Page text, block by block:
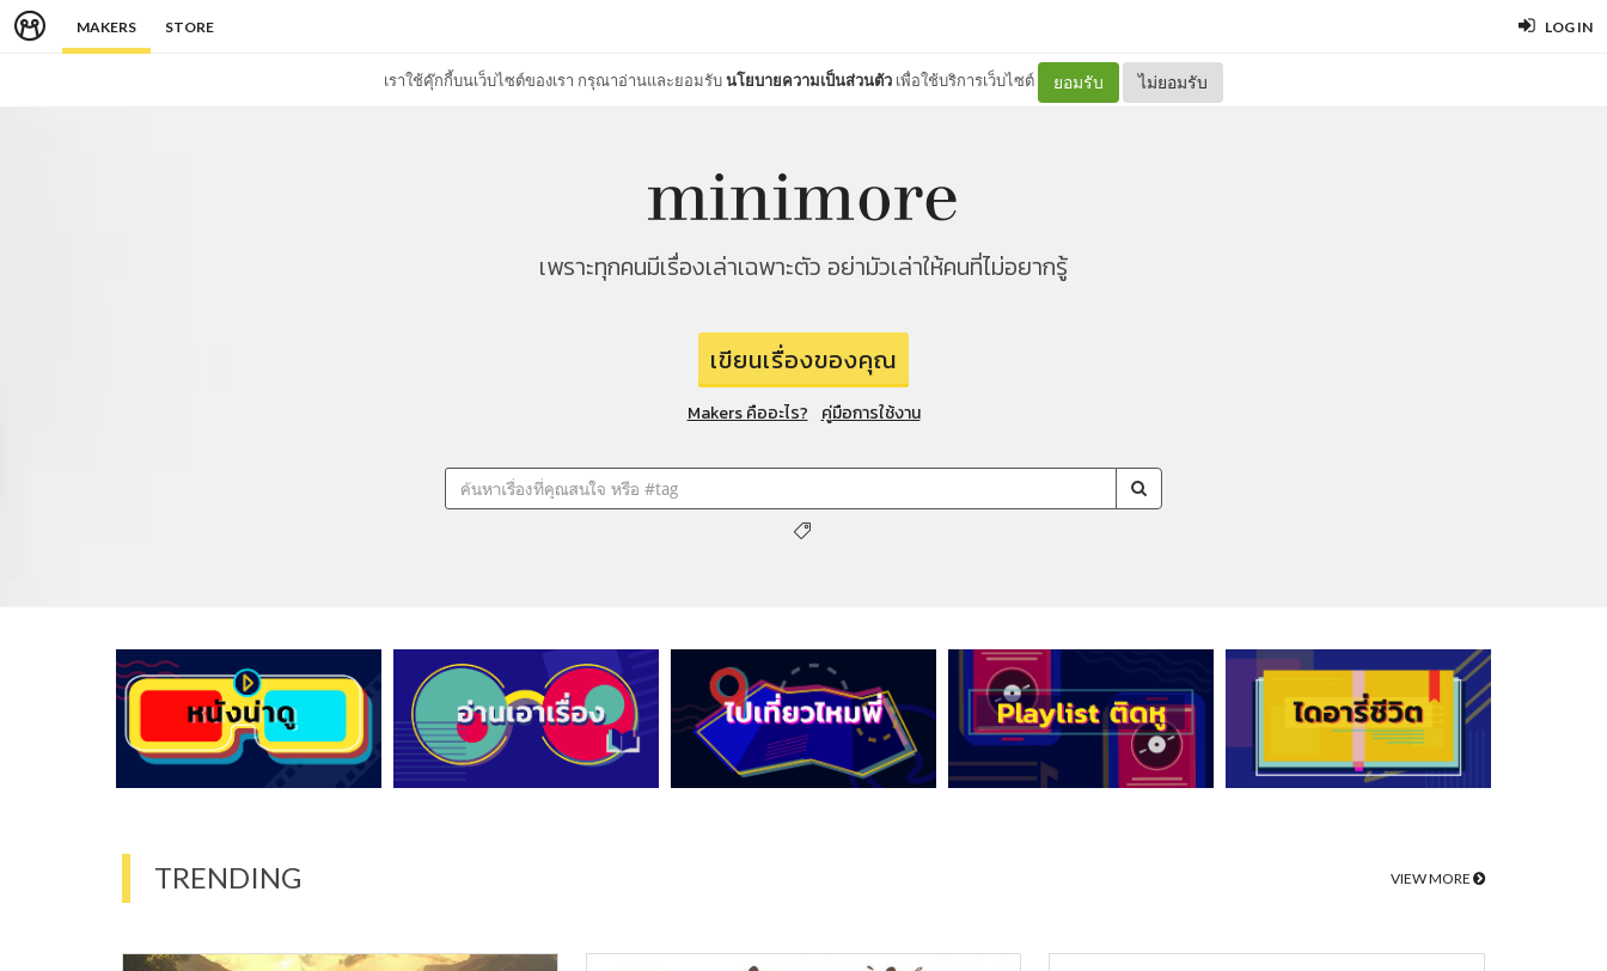
MAKERS STORE LOG IN
เราใช้คุ๊กกี้บนเว็บไซต์ของเรา กรุณาอ่านและยอมรับนโยบายความเป็นส่วนตัว เพื่อใช้บริการเว็บไซต์ ยอมรับ ไม่ยอมรับ
เพราะทุกคนมีเรื่องเล่าเฉพาะตัว อย่ามัวเล่าให้คนที่ไม่อยากรู้
เขียนเรื่องของคุณ
Makers คืออะไร? คู่มือการใช้งาน
TRENDING VIEW MORE